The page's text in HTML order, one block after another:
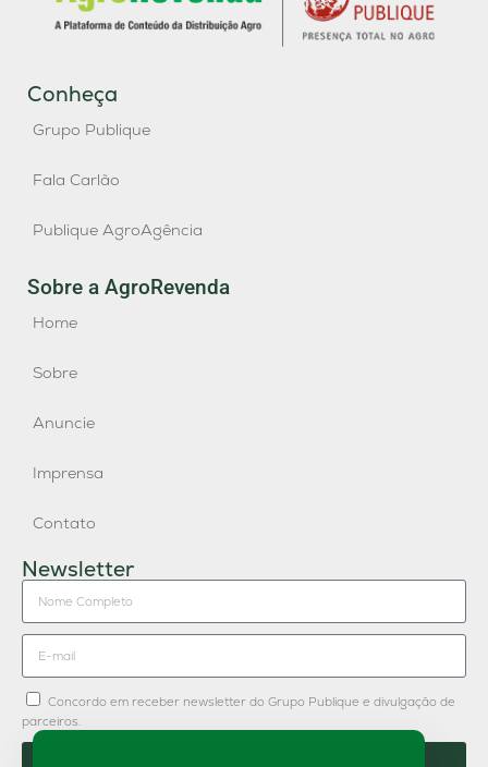
Conheça
Grupo Publique
Fala Carlão
Publique AgroAgência
Sobre a AgroRevenda
Home
Sobre
Anuncie
Imprensa
Contato
Newsletter
Concordo em receber newsletter do Grupo Publique e divulgação de
parceiros.